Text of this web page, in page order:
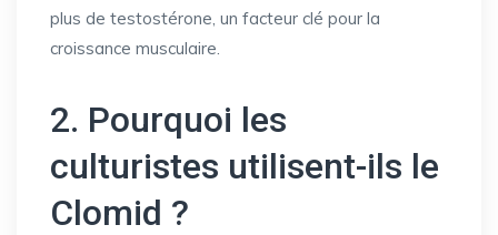
plus de testostérone, un facteur clé pour la
croissance musculaire.
2. Pourquoi les
culturistes utilisent-ils le
Clomid ?